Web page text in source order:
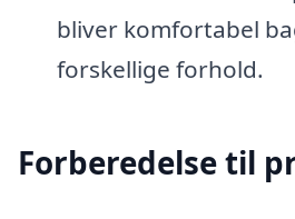
bliver komfortabel
forskellige forhold.
Forberedelse til